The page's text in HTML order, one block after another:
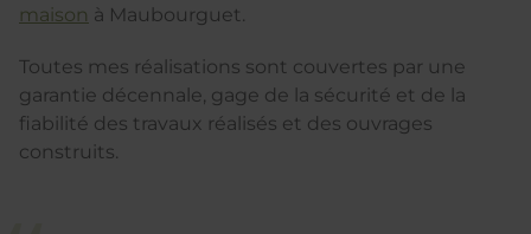
maison à Maubourguet.
Toutes mes réalisations sont couvertes par une
garantie décennale, gage de la sécurité et de la
fiabilité des travaux réalisés et des ouvrages
construits.